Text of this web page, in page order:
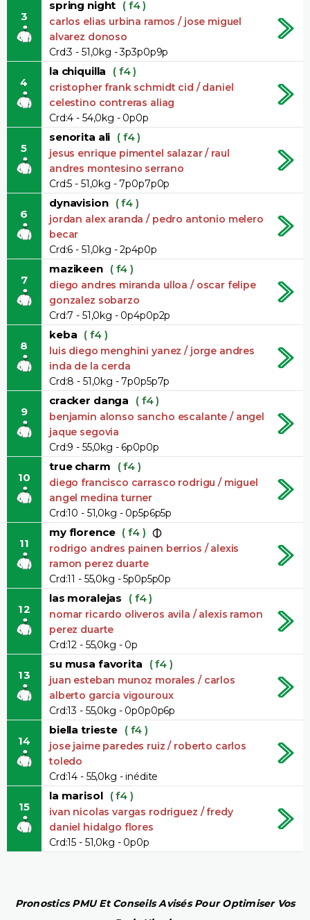
3
spring night ( f4 )
carlos elias urbina ramos / jose miguel
alvarez donoso
Crd:3 - 51,0kg - 3p3p0p9p
4
la chiquilla ( f4 )
cristopher frank schmidt cid / daniel
celestino contreras aliag
Crd:4 - 54,0kg - 0p0p
5
senorita ali ( f4 )
jesus enrique pimentel salazar / raul
andres montesino serrano
Crd:5 - 51,0kg - 7p0p7p0p
6
dynavision ( f4 )
jordan alex aranda / pedro antonio melero
becar
Crd:6 - 51,0kg - 2p4p0p
7
mazikeen ( f4 )
diego andres miranda ulloa / oscar felipe
gonzalez sobarzo
Crd:7 - 51,0kg - 0p4p0p2p
8
keba ( f4 )
luis diego menghini yanez / jorge andres
inda de la cerda
Crd:8 - 51,0kg - 7p0p5p7p
9
cracker danga ( f4 )
benjamin alonso sancho escalante / angel
jaque segovia
Crd:9 - 55,0kg - 6p0p0p
10
true charm ( f4 )
diego francisco carrasco rodrigu / miguel
angel medina turner
Crd:10 - 51,0kg - 0p5p6p5p
11
my florence ( f4 )
rodrigo andres painen berrios / alexis
ramon perez duarte
Crd:11 - 55,0kg - 5p0p5p0p
12
las moralejas ( f4 )
nomar ricardo oliveros avila / alexis ramon
perez duarte
Crd:12 - 55,0kg - 0p
13
su musa favorita ( f4 )
juan esteban munoz morales / carlos
alberto garcia vigouroux
Crd:13 - 55,0kg - 0p0p0p6p
14
biella trieste ( f4 )
jose jaime paredes ruiz / roberto carlos
toledo
Crd:14 - 55,0kg - inédite
15
la marisol ( f4 )
ivan nicolas vargas rodriguez / fredy
daniel hidalgo flores
Crd:15 - 51,0kg - 0p0p
Pronostics PMU Et Conseils Avisés Pour Optimiser Vos